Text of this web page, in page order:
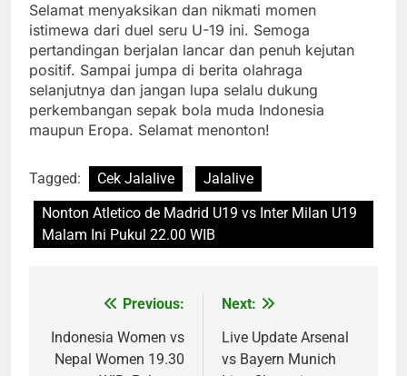
Selamat menyaksikan dan nikmati momen
istimewa dari duel seru U-19 ini. Semoga
pertandingan berjalan lancar dan penuh kejutan
positif. Sampai jumpa di berita olahraga
selanjutnya dan jangan lupa selalu dukung
perkembangan sepak bola muda Indonesia
maupun Eropa. Selamat menonton!
Tagged: Cek Jalalive
Jalalive
Nonton Atletico de Madrid U19 vs Inter Milan U19
Malam Ini Pukul 22.00 WIB
navigation
Previous:
Indonesia Women vs
Nepal Women 19.30
Next:
Live Update Arsenal
vs Bayern Munich